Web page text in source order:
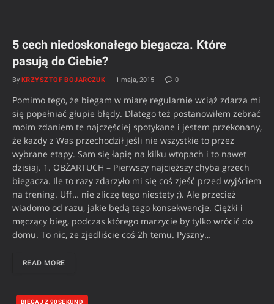
5 cech niedoskonałego biegacza. Które
pasują do Ciebie?
By KRZYSZTOF BOJARCZUK 1 maja, 2015 0
Pomimo tego, że biegam w miarę regularnie wciąż zdarza mi
się popełniać głupie błędy. Dlatego też postanowiłem zebrać
moim zdaniem te najczęściej spotykane i jestem przekonany,
że każdy z Was przechodził jeśli nie wszystkie to przez
wybrane etapy. Sam się łapię na kilku wtopach i to nawet
dzisiaj. 1. OBŻARTUCH – Pierwszy najcięższy chyba grzech
biegacza. Ile to razy zdarzyło mi się coś zjeść przed wyjściem
na trening. Uff… nie zliczę tego niestety ;). Ale przecież
wiadomo od razu, jakie będą tego konsekwencje. Ciężki i
męczący bieg, podczas którego marzycie by tylko wrócić do
domu. To nic, że zjedliście coś 2h temu. Pyszny…
READ MORE
BIEGAJ Z 90SEKUND